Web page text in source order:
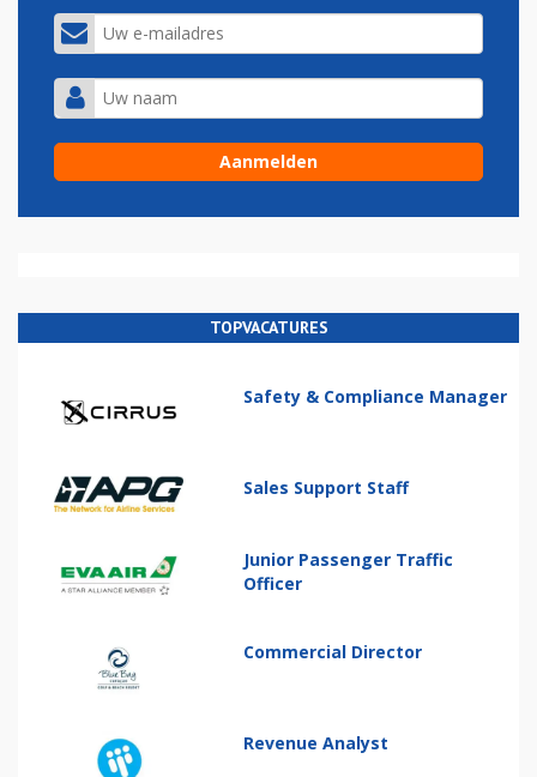
TOPVACATURES
Safety & Compliance Manager
Sales Support Staff
Junior Passenger Traffic
Officer
Commercial Director
Revenue Analyst